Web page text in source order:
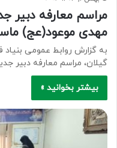
مراسم معارفه دبیر
مهدی موعود(عج)
به گزارش روابط عمومی
گیلان، مراسم معارفه دبیر
بیشتر بخوانید »